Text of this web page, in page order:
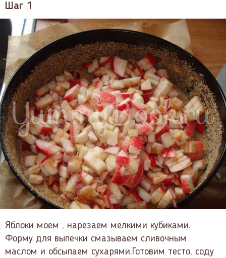
Шаг 1
Яблоки моем , нарезаем мелкими кубиками.
Форму для выпечки смазываем сливочным
маслом и обсыпаем сухарями.Готовим тесто, соду